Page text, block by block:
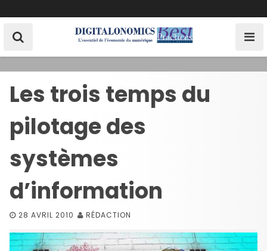
k
Les trois temps du
pilotage des
systèmes
d’information
28 AVRIL 2010 RÉDACTION